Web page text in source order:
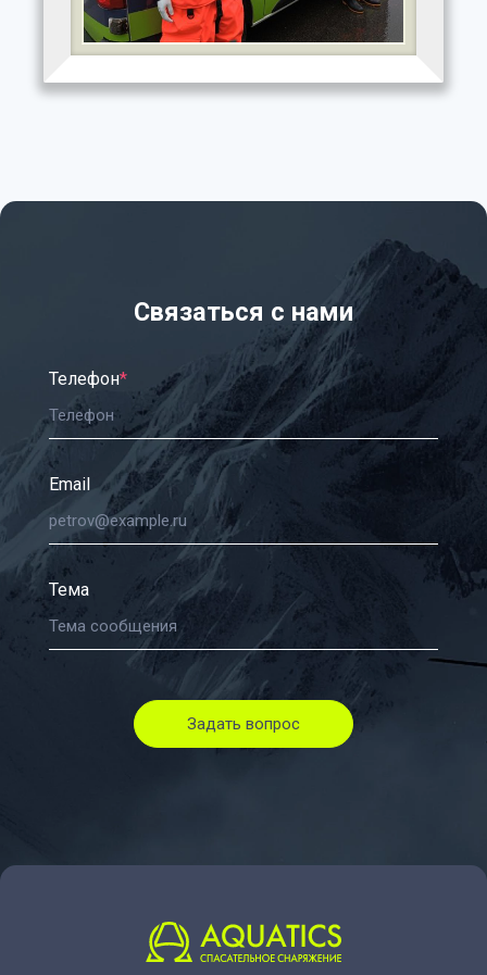
Связаться с нами
Телефон*
Email
Тема
Задать вопрос